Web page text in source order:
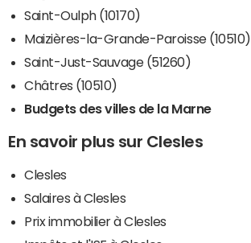
Saint-Oulph (10170)
Maizières-la-Grande-Paroisse (10510)
Saint-Just-Sauvage (51260)
Châtres (10510)
Budgets des villes de la Marne
En savoir plus sur Clesles
Clesles
Salaires à Clesles
Prix immobilier à Clesles